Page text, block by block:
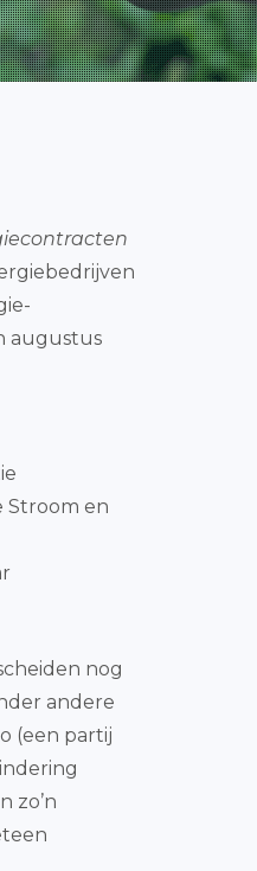
augustus
Stroom en
nog
andere
(een partij
zo’n